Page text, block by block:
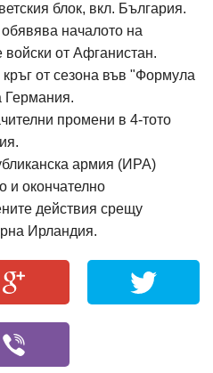
блок, вкл. България.
началото на
войски от Афганистан.
от сезона във "Формула
Германия.
промени в 4-тото
армия (ИРА)
и окончателно
действия срещу
Ирландия.